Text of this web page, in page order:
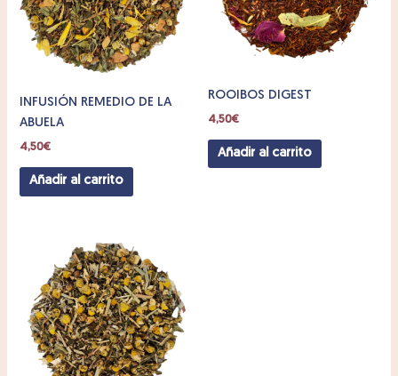
INFUSIÓN REMEDIO DE LA
ABUELA
4,50€
Añadir al carrito
ROOIBOS DIGEST
4,50€
Añadir al carrito